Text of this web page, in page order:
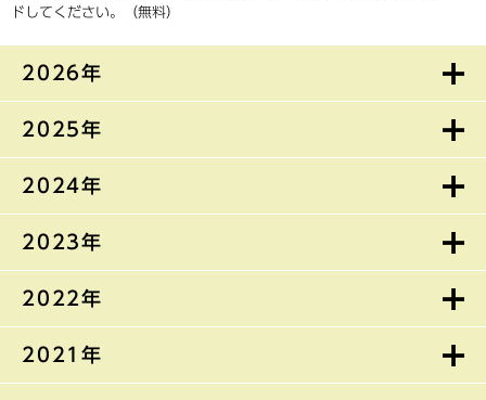
2026年
2025年
2024年
2023年
2022年
2021年
ドしてください。（無料）